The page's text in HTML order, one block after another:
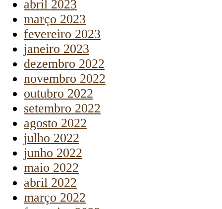
abril 2023
março 2023
fevereiro 2023
janeiro 2023
dezembro 2022
novembro 2022
outubro 2022
setembro 2022
agosto 2022
julho 2022
junho 2022
maio 2022
abril 2022
março 2022